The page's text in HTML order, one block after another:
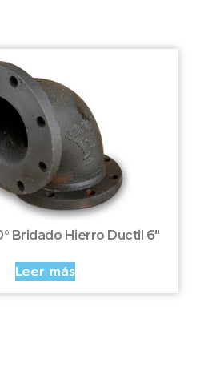
Bridado Hierro Ductil 6″
Leer más